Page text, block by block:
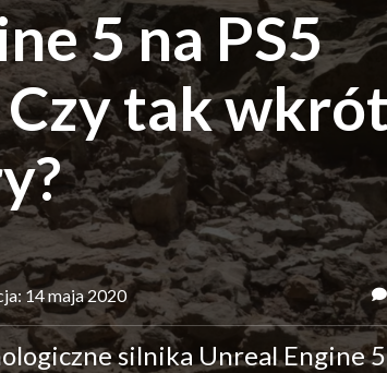
5 na PS5
tak
14 maja 2020
silnika Unreal Engine